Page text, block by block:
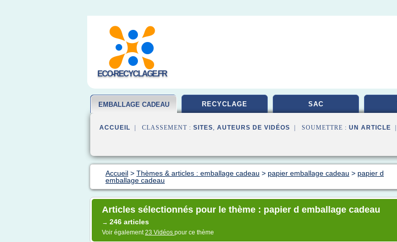
ECO-RECYCLAGE.FR
EMBALLAGE CADEAU RECYCLAGE SAC
ACCUEIL | CLASSEMENT : SITES, AUTEURS DE VIDÉOS | SOUMETTRE : UN ARTICLE
Accueil > Thèmes & articles : emballage cadeau > papier emballage cadeau > papier d
emballage cadeau
Articles sélectionnés pour le thème : papier d emballage cadeau
→ 246 articles
Voir également23 Vidéos pour ce thème